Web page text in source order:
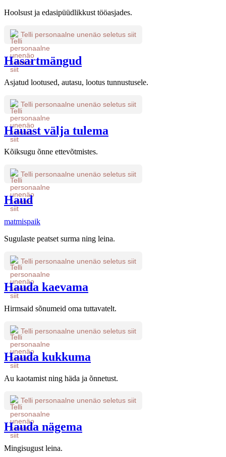
Hoolsust ja edasipüüdlikkust tööasjades.
Telli personaalne unenäo seletus siit
Hasartmängud
Asjatud lootused, autasu, lootus tunnustusele.
Telli personaalne unenäo seletus siit
Hauast välja tulema
Kõiksugu õnne ettevõtmistes.
Telli personaalne unenäo seletus siit
Haud
matmispaik
Sugulaste peatset surma ning leina.
Telli personaalne unenäo seletus siit
Hauda kaevama
Hirmsaid sõnumeid oma tuttavatelt.
Telli personaalne unenäo seletus siit
Hauda kukkuma
Au kaotamist ning häda ja õnnetust.
Telli personaalne unenäo seletus siit
Hauda nägema
Mingisugust leina.